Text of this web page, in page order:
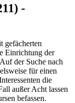
-
gefächerten
Einrichtung der
der Suche nach
für einen
die
außer Acht lassen
befassen.